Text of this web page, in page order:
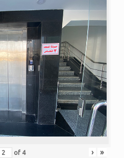
of 4 › »